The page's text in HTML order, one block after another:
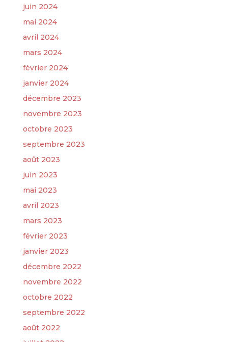
juin 2024
mai 2024
avril 2024
mars 2024
février 2024
janvier 2024
décembre 2023
novembre 2023
octobre 2023
septembre 2023
août 2023
juin 2023
mai 2023
avril 2023
mars 2023
février 2023
janvier 2023
décembre 2022
novembre 2022
octobre 2022
septembre 2022
août 2022